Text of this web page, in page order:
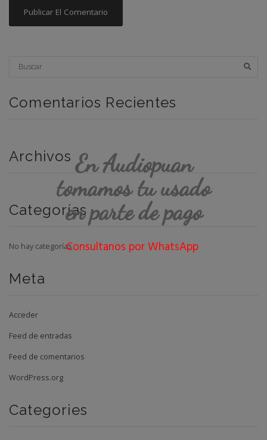
Comentarios Recientes
Archivos
Categorías
No hay categorías
Meta
Acceder
Feed de entradas
Feed de comentarios
WordPress.org
Categories
En Audiopuan
tomamos tu usado
en parte de pago
Consultanos por WhatsApp